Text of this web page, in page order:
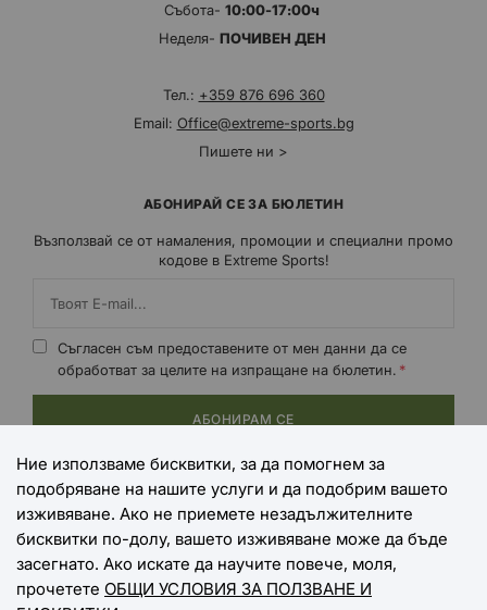
Събота- 10:00-17:00ч
Неделя- ПОЧИВЕН ДЕН
Тел.: +359 876 696 360
Email: Office@extreme-sports.bg
Пишете ни >
АБОНИРАЙ СЕ ЗА БЮЛЕТИН
Възползвай се от намаления, промоции и специални промо
кодове в Extreme Sports!
Съгласен съм предоставените от мен данни да се
обработват за целите на изпращане на бюлетин.
АБОНИРАМ СЕ
НАЧИНИ НА ПЛАЩАНЕ
НАЧИНИ НА ДОСТАВКА
Ние използваме бисквитки, за да помогнем за
подобряване на нашите услуги и да подобрим вашето
изживяване. Ако не приемете незадължителните
бисквитки по-долу, вашето изживяване може да бъде
засегнато. Ако искате да научите повече, моля,
прочетете ОБЩИ УСЛОВИЯ ЗА ПОЛЗВАНЕ И